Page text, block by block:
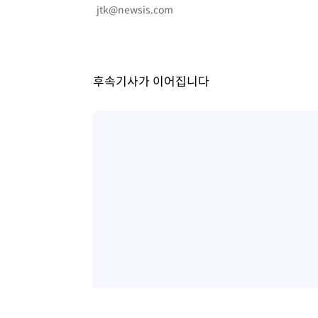
미 워싱턴주 스포캔 시의 통제불능 3개 산불, 방화선 일부 구
[속보] "이란-오만, 호르무즈 해협 통행 항로 합의" 이란 외무
jtk@newsis.com
후속기사가 이어집니다